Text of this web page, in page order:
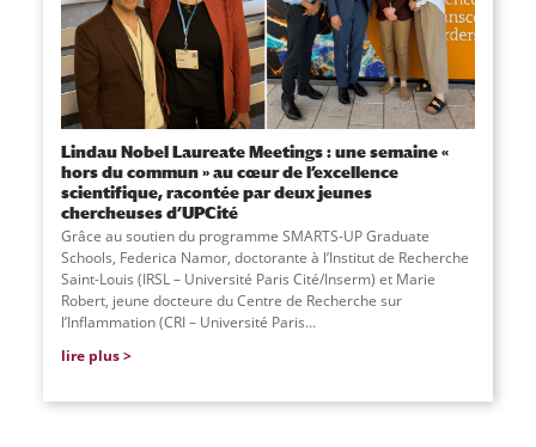
Lindau Nobel Laureate Meetings : une semaine «
hors du commun » au cœur de l’excellence
scientifique, racontée par deux jeunes
chercheuses d’UPCité
Grâce au soutien du programme SMARTS-UP Graduate
Schools, Federica Namor, doctorante à l’Institut de Recherche
Saint-Louis (IRSL – Université Paris Cité/Inserm) et Marie
Robert, jeune docteure du Centre de Recherche sur
l’Inflammation (CRI – Université Paris...
lire plus